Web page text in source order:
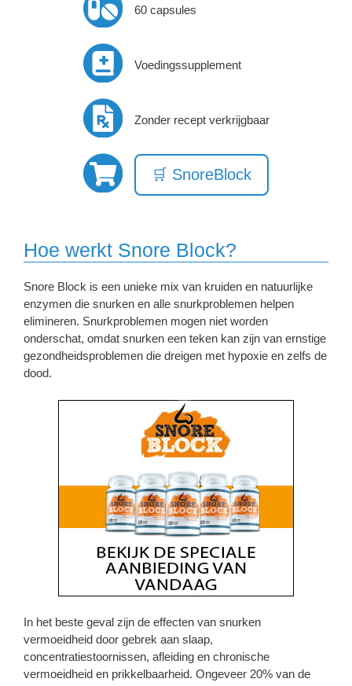
60 capsules
Voedingssupplement
Zonder recept verkrijgbaar
🛒 SnoreBlock
Hoe werkt Snore Block?
Snore Block is een unieke mix van kruiden en natuurlijke
enzymen die snurken en alle snurkproblemen helpen
elimineren. Snurkproblemen mogen niet worden
onderschat, omdat snurken een teken kan zijn van ernstige
gezondheidsproblemen die dreigen met hypoxie en zelfs de
dood.
In het beste geval zijn de effecten van snurken
vermoeidheid door gebrek aan slaap,
concentratiestoornissen, afleiding en chronische
vermoeidheid en prikkelbaarheid. Ongeveer 20% van de